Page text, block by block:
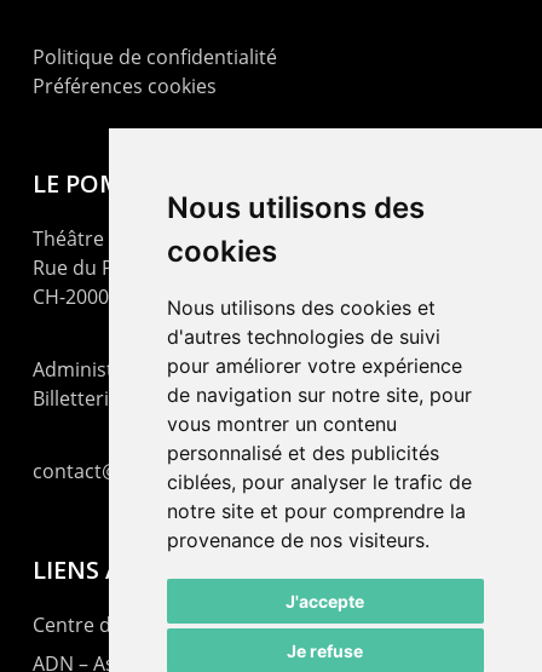
Nous utilisons des
cookies
Nous utilisons des cookies et
d'autres technologies de suivi
pour améliorer votre expérience
de navigation sur notre site, pour
vous montrer un contenu
personnalisé et des publicités
ciblées, pour analyser le trafic de
notre site et pour comprendre la
provenance de nos visiteurs.
J'accepte
Je refuse
Politique de confidentialité
Préférences cookies
LE POMMIER
Théâtre – Centre Culturel Neuchâtelois
Rue du Pommier 9
CH-2000 Neuchâtel
Administration : +41 32 725 03 03
Billetterie : +41 32 725 05 05
contact@lepommier.ch
LIENS AMIS
Centre de culture ABC
ADN – Association Danse Neuchâtel